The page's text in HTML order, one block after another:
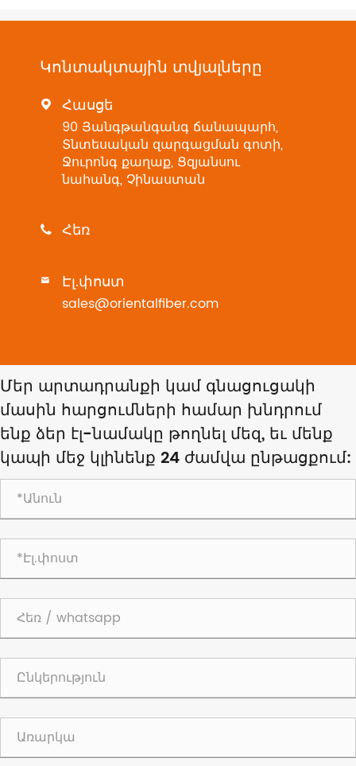
Կոնտակտային տվյալները
 Հասցե
90 Յանգթանգանգ ճանապարհ,
Տնտեսական զարգացման գոտի,
Ջուրոնգ քաղաք, Ցզյանսու
նահանգ, Չինաստան
 Հեռ
 Էլ.փոստ
sales@orientalfiber.com
Մեր արտադրանքի կամ գնացուցակի
մասին հարցումների համար խնդրում
ենք ձեր էլ-նամակը թողնել մեզ, եւ մենք
կապի մեջ կլինենք 24 ժամվա ընթացքում: